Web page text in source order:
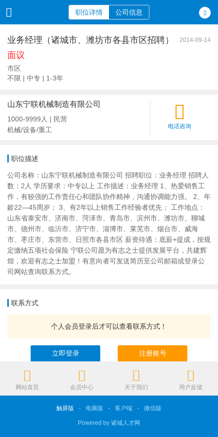
职位详情 公司信息
业务经理（诸城市、潍坊市各县市区招聘） 2014-09-14
面议
市区
不限 | 中专 | 1-3年
山东宁联机械制造有限公司
1000-9999人 | 民营
机械/设备/重工
电话咨询
职位描述
公司名称：山东宁联机械制造有限公司 招聘职位：业务经理 招聘人
数：2人 学历要求：中专以上 工作描述：业务经理 1、热爱销售工
作，有较强的工作责任心和团队协作精神，沟通协调能力强。 2、年
龄22—45周岁； 3、有2年以上销售工作经验者优先； 工作地点：
山东省泰安市、济南市、菏泽市、青岛市、滨州市、潍坊市、聊城
市、德州市、临沂市、济宁市、淄博市、莱芜市、烟台市、威海
市、枣庄市、东营市、日照市各县市区 薪资待遇：底薪+提成，按规
定缴纳五项社会保险 宁联公司愿为有志之士提供发展平台，共建辉
煌，欢迎有志之士加盟！有意向者可发送简历至公司邮箱或登录公
司网站查询联系方式。
联系方式
个人会员登录后才可以查看联系方式！
立即登录 注册账号
网站首页 会员中心 关于我们 用户反馈
触屏版 - 电脑版 - 客户端 - 微信版
Powered by 诸城人才网